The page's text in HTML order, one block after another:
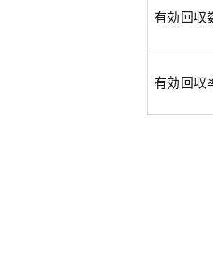
有効回収
有効回収